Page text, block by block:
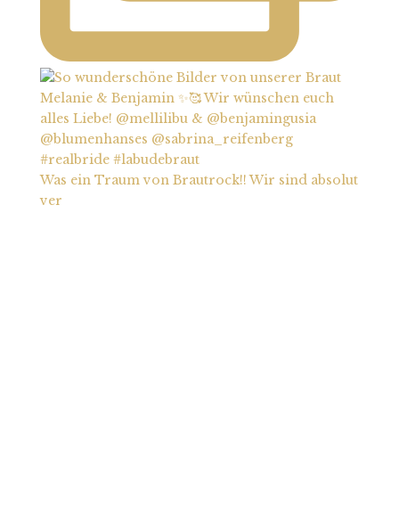
Was ein Traum von Brautrock!! Wir sind absolut
ver